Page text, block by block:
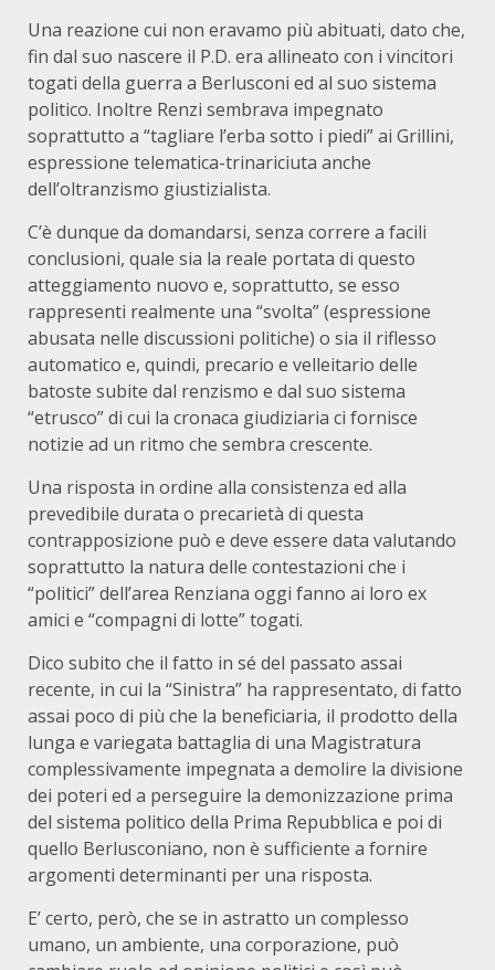
Una reazione cui non eravamo più abituati, dato che,
fin dal suo nascere il P.D. era allineato con i vincitori
togati della guerra a Berlusconi ed al suo sistema
politico. Inoltre Renzi sembrava impegnato
soprattutto a “tagliare l’erba sotto i piedi” ai Grillini,
espressione telematica-trinariciuta anche
dell’oltranzismo giustizialista.
C’è dunque da domandarsi, senza correre a facili
conclusioni, quale sia la reale portata di questo
atteggiamento nuovo e, soprattutto, se esso
rappresenti realmente una “svolta” (espressione
abusata nelle discussioni politiche) o sia il riflesso
automatico e, quindi, precario e velleitario delle
batoste subite dal renzismo e dal suo sistema
“etrusco” di cui la cronaca giudiziaria ci fornisce
notizie ad un ritmo che sembra crescente.
Una risposta in ordine alla consistenza ed alla
prevedibile durata o precarietà di questa
contrapposizione può e deve essere data valutando
soprattutto la natura delle contestazioni che i
“politici” dell’area Renziana oggi fanno ai loro ex
amici e “compagni di lotte” togati.
Dico subito che il fatto in sé del passato assai
recente, in cui la “Sinistra” ha rappresentato, di fatto
assai poco di più che la beneficiaria, il prodotto della
lunga e variegata battaglia di una Magistratura
complessivamente impegnata a demolire la divisione
dei poteri ed a perseguire la demonizzazione prima
del sistema politico della Prima Repubblica e poi di
quello Berlusconiano, non è sufficiente a fornire
argomenti determinanti per una risposta.
E’ certo, però, che se in astratto un complesso
umano, un ambiente, una corporazione, può